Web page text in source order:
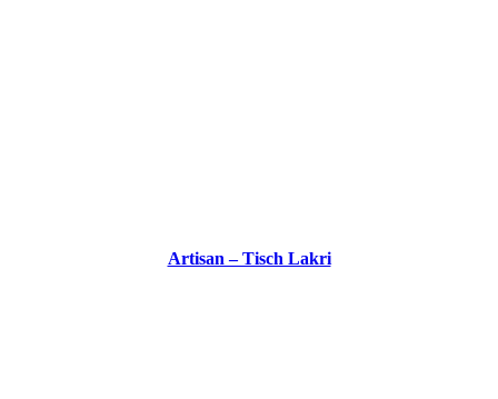
Artisan – Tisch Lakri